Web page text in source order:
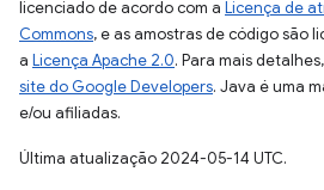
licenciado de acordo com a Licença de
Commons, e as amostras de código são
a Licença Apache 2.0. Para mais
site do Google Developers. Java é uma
e/ou afiliadas.
Última atualização 2024-05-14 UTC.